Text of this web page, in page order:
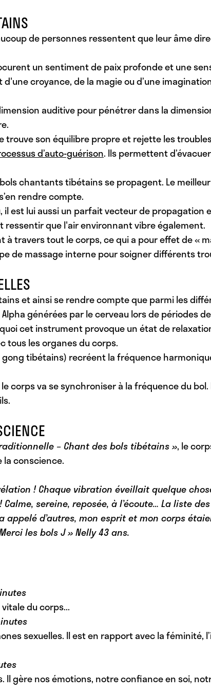
de personnes ressentent que leur âme
un sentiment de paix profonde et une
croyance, de la magie ou d’une
auditive pour pénétrer dans la
trouve son équilibre propre et rejette les
d’auto-guérison. Ils permettent
chantants tibétains se propagent. Le
rendre compte.
il est lui aussi un parfait vecteur de propagation
que l'air environnant vibre également.
travers tout le corps, ce qui a pour effet de «
de massage interne pour soigner différents
et ainsi se rendre compte que parmi les
générées par le cerveau lors de périodes
cet instrument provoque un état de
tous les organes du corps.
tibétains) recréent la fréquence
corps va se synchroniser à la fréquence du
– Chant des bols tibétains », le
conscience.
! Chaque vibration éveillait quelque
sereine, reposée, à l’écoute… La liste
d’autres, mon esprit et mon corps
les bolsJ » Nelly 43 ans.
du corps...
sexuelles. Il est en rapport avec la féminité,
Il gère nos émotions, notre confiance en soi,